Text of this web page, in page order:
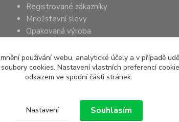
Registrované zákazníky
Množstevní slevy
Opakovaná výroba
používání webu, analytické účely a v případě
cookies. Nastavení vlastních preferencí
odkazem ve spodní části stránek.
Nastavení Souhlasím